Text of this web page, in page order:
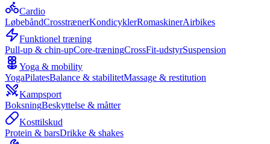
Cardio
LøbebåndCrosstrænerKondicyklerRomaskinerAirbikes
Funktionel træning
Pull-up & chin-upCore-træningCrossFit-udstyrSuspension
Yoga & mobility
YogaPilatesBalance & stabilitetMassage & restitution
Kampsport
BoksningBeskyttelse & måtter
Kosttilskud
Protein & barsDrikke & shakes